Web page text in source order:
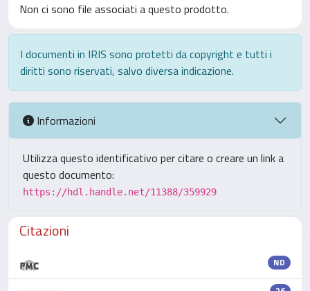
Non ci sono file associati a questo prodotto.
I documenti in IRIS sono protetti da copyright e tutti i
diritti sono riservati, salvo diversa indicazione.
Informazioni
Utilizza questo identificativo per citare o creare un link a
questo documento:
https://hdl.handle.net/11388/359929
Citazioni
ND